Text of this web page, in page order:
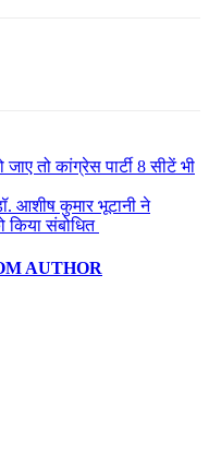
तो कांग्रेस पार्टी 8 सीटें भी
आशीष कुमार भूटानी ने
किया संबोधित
AUTHOR